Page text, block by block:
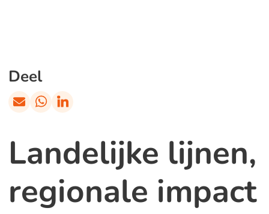
Landelijke lijnen,
regionale impact
Deel